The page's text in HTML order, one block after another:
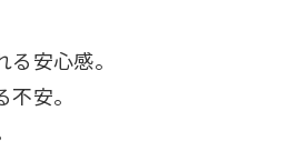
安心感。
安。